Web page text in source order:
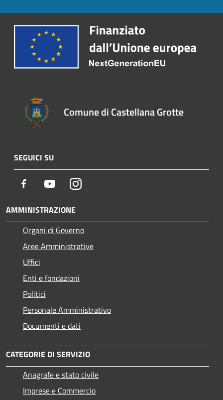
Comune di Castellana Grotte
SEGUICI SU
Facebook YoutubeInstagram
AMMINISTRAZIONE
Organi di Governo
Aree Amministrative
Uffici
Enti e fondazioni
Politici
Personale Amministrativo
Documenti e dati
CATEGORIE DI SERVIZIO
Anagrafe e stato civile
Imprese e Commercio